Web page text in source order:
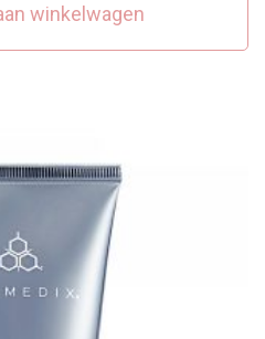
winkelwagen